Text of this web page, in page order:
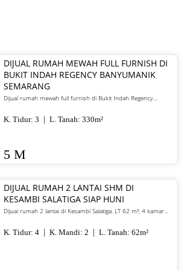
DIJUAL RUMAH MEWAH FULL FURNISH DI
BUKIT INDAH REGENCY BANYUMANIK
SEMARANG
Dijual rumah mewah full furnish di Bukit Indah Regency
premium. Harga 5 M nego
K. Tidur: 3 L. Tanah: 330m²
5 M
DIJUAL RUMAH 2 LANTAI SHM DI
KESAMBI SALATIGA SIAP HUNI
Dijual rumah 2 lantai di Kesambi Salatiga. LT 62 m², 4 kamar
K. Tidur: 4 K. Mandi: 2 L. Tanah: 62m²